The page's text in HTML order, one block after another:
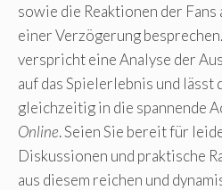
sowie die Reaktionen der
einer Verzögerung
verspricht eine Analyse der
auf das Spielerlebnis und lässt
gleichzeitig in die spannende
Online. Seien Sie bereit für
Diskussionen und praktische
aus diesem reichen und